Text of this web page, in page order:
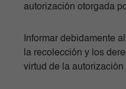
autorización otorgada
Informar debidamente
la recolección y los
virtud de la autorización